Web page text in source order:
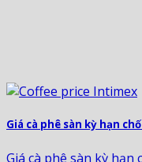
Giá cà phê sàn kỳ hạn
Giá cà phê sàn kỳ